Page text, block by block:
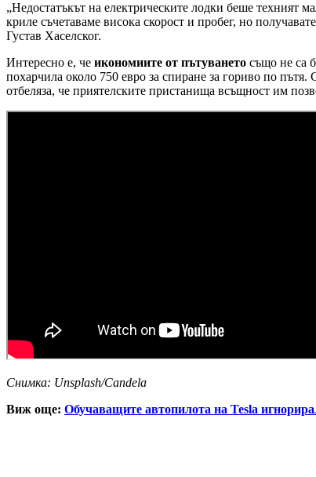
„Недостатъкът на електрическите лодки беше техният
криле съчетаваме висока скорост и пробег, но
Густав Хаселског.
Интересно е, че икономиите от пътуването също не са
похарчила около 750 евро за спиране за гориво по
отбеляза, че приятелските пристанища всъщност им
Снимка: Unsplash/Candela
Виж още: Обучаващите автопилота на Tesla